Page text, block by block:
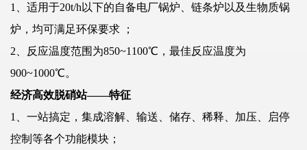
1、适用于20t/h以下的自备电厂锅炉、链条炉以及生物质锅
炉，均可满足环保要求 ；
2、反应温度范围为850~1100℃，最佳反应温度为
900~1000℃。
经济高效脱硝站——特征
1、一站搞定，集成溶解、输送、储存、稀释、加压、启停
控制等各个功能模块；